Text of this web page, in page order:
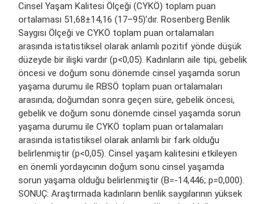
Cinsel Yaşam Kalitesi Ölçeği (CYKÖ) toplam puan
ortalaması 51,68±14,16 (17–95)’dır. Rosenberg Benlik
Saygısı Ölçeği ve CYKÖ toplam puan ortalamaları
arasında istatistiksel olarak anlamlı pozitif yönde düşük
düzeyde bir ilişki vardır (p<0,05). Kadınların aile tipi, gebelik
öncesi ve doğum sonu dönemde cinsel yaşamda sorun
yaşama durumu ile RBSÖ toplam puan ortalamaları
arasında; doğumdan sonra geçen süre, gebelik öncesi,
gebelik ve doğum sonu dönemde cinsel yaşamda sorun
yaşama durumu ile CYKÖ toplam puan ortalamaları
arasında istatistiksel olarak anlamlı bir fark olduğu
belirlenmiştir (p<0,05). Cinsel yaşam kalitesini etkileyen
en önemli yordayıcının doğum sonu cinsel yaşamda
sorun yaşama olduğu belirlenmiştir (B=-14,446; p=0,000).
SONUÇ: Araştırmada kadınların benlik saygılarının yüksek